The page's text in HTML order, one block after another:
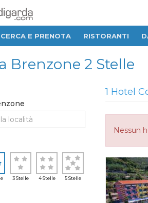
CERCA E PRENOTA RISTORANTI
Brenzone 2 Stelle
3 Stelle 4 Stelle 5 Stelle
1 Hotel
Nessun